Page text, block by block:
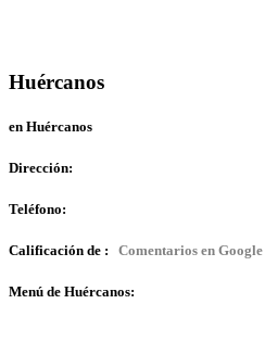
Huércanos
en Huércanos
Dirección:
Teléfono:
Calificación de : Comentarios en Google
Menú de Huércanos: